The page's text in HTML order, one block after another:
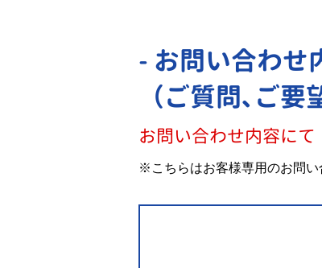
- お問い合わせ
（ご質問､ご要
お問い合わせ内容にて
※こちらはお客様専用のお問い